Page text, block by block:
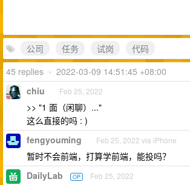
公司 任务 试岗
代码
45 replies • 2022-03-09 14:51:45 +08:00
chiu Feb 25, 2022
>> "1 面（闲聊）..."
这么直接的吗 : )
fengyouming Feb 25, 2022 via iPhone
暂时不会前端，打算学前端，能投吗？
DailyLab OP Feb 25, 2022